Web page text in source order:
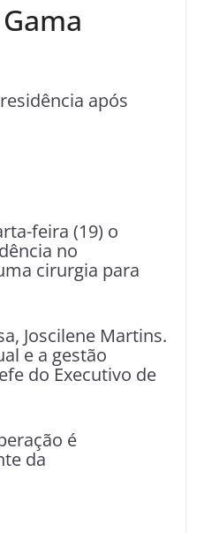
após
feira (19) o
no
cirurgia para
Joscilene Martins.
e a gestão
do Executivo de
é
da